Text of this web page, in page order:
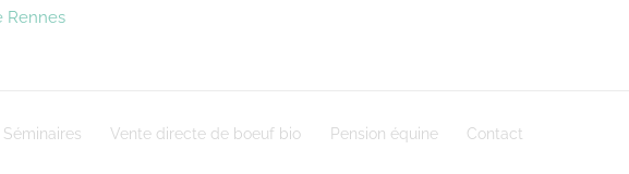
Rennes
Séminaires Vente directe de boeuf bio Pension équine Contact